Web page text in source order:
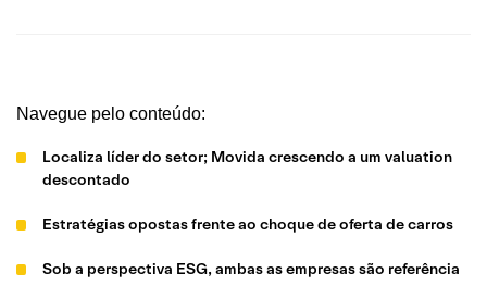
Navegue pelo conteúdo:
Localiza líder do setor; Movida crescendo a um valuation
descontado
Estratégias opostas frente ao choque de oferta de carros
Sob a perspectiva ESG, ambas as empresas são referência